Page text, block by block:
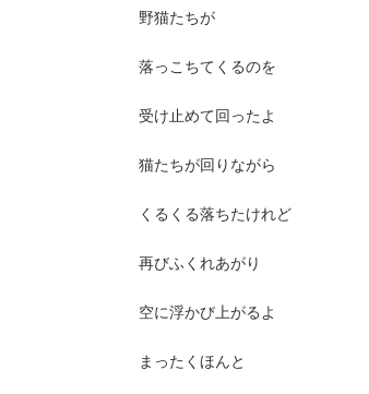
野猫たちが
落っこちてくるのを
受け止めて回ったよ
猫たちが回りながら
くるくる落ちたけれど
再びふくれあがり
空に浮かび上がるよ
まったくほんと